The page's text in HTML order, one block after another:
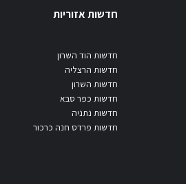
חדשות אזוריות
חדשות הוד השרון
חדשות הרצליה
חדשות השרון
חדשות כפר סבא
חדשות נתניה
חדשות פרדס חנה כרכור